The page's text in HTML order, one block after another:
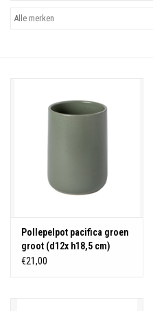
Cadeaubonnen
Pollepelpot pacifica groen
groot (d12x h18,5 cm)
€21,00